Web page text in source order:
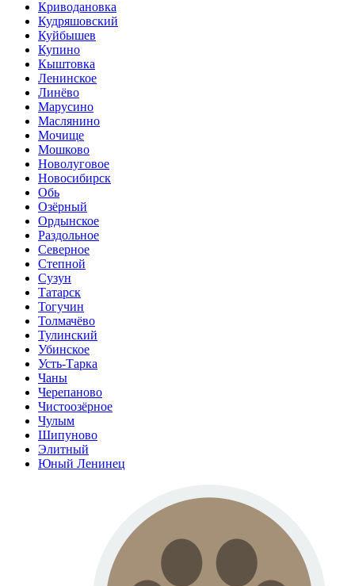
Криводановка
Кудряшовский
Куйбышев
Купино
Кыштовка
Ленинское
Линёво
Марусино
Маслянино
Мочище
Мошково
Новолуговое
Новосибирск
Обь
Озёрный
Ордынское
Раздольное
Северное
Степной
Сузун
Татарск
Тогучин
Толмачёво
Тулинский
Убинское
Усть-Тарка
Чаны
Черепаново
Чистоозёрное
Чулым
Шипуново
Элитный
Юный Ленинец